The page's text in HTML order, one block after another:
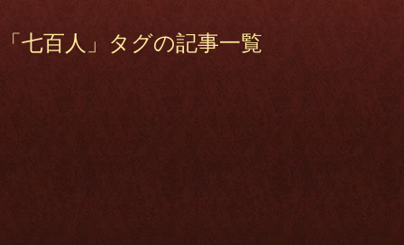
「七百人」タグの記事一覧